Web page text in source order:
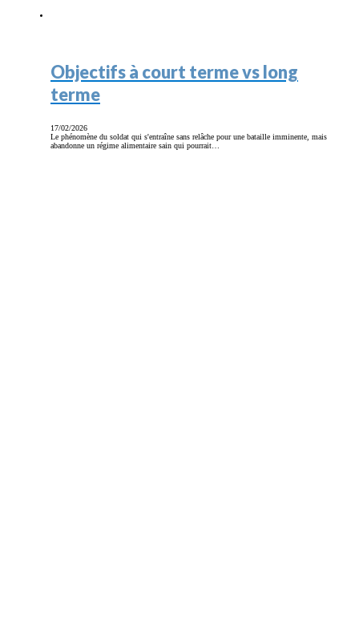
Objectifs à court terme vs long
terme
17/02/2026
Le phénomène du soldat qui s'entraîne sans relâche pour une bataille imminente, mais
abandonne un régime alimentaire sain qui pourrait…